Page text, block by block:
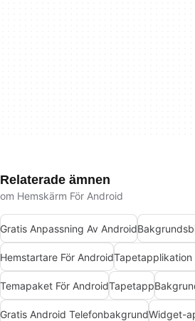
Relaterade ämnen
om Hemskärm För Android
Gratis Anpassning Av Android
Hemstartare För AndroidTapetapplikation
Temapaket För AndroidTapetapp
Gratis Android TelefonbakgrundWidget-